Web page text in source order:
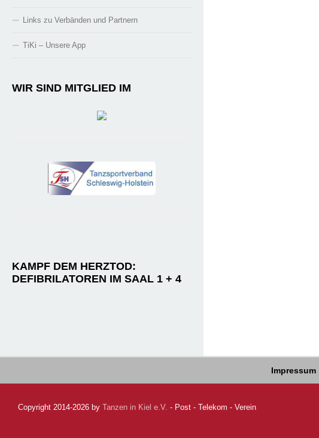
Links zu Verbänden und Partnern
TiKi – Unsere App
WIR SIND MITGLIED IM
KAMPF DEM HERZTOD:
DEFIBRILATOREN IM SAAL 1 + 4
Impressum
Copyright 2014-2026 by Tanzen in Kiel e.V. - Post - Telekom - Verein